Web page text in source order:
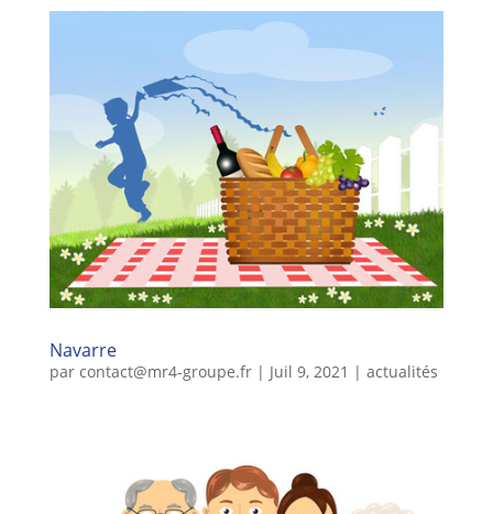
Navarre
par contact@mr4-groupe.fr| Juil 9, 2021 | actualités